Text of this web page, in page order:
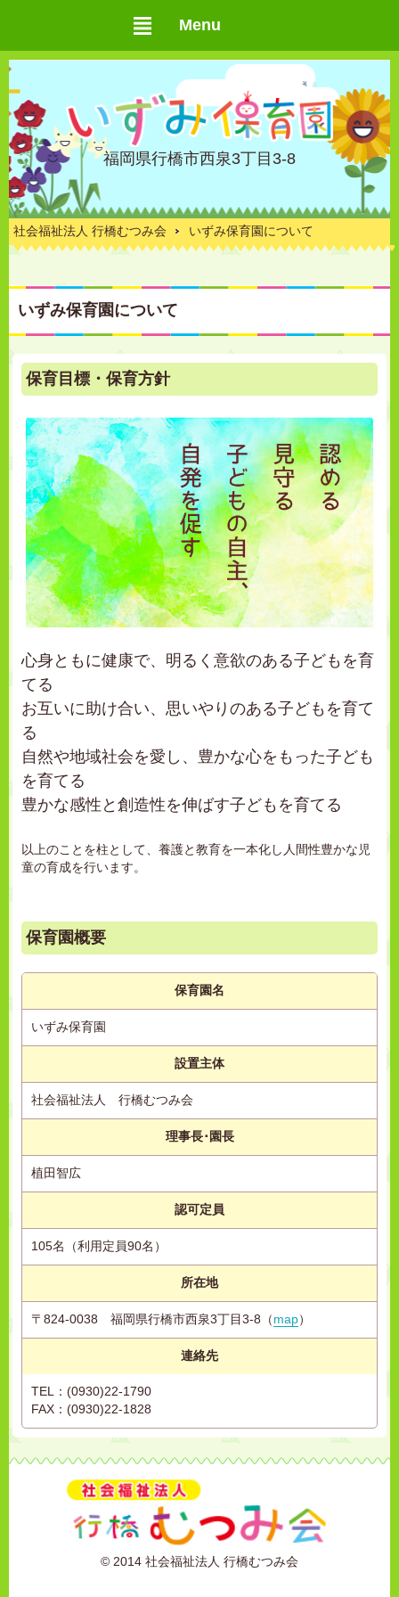
Menu
福岡県行橋市西泉3丁目3-8
社会福祉法人 行橋むつみ会 いずみ保育園について
いずみ保育園について
保育目標・保育方針
心身ともに健康で、明るく意欲のある子どもを育
てる
お互いに助け合い、思いやりのある子どもを育て
る
自然や地域社会を愛し、豊かな心をもった子ども
を育てる
豊かな感性と創造性を伸ばす子どもを育てる
以上のことを柱として、養護と教育を一本化し人間性豊かな児
童の育成を行います。
保育園概要
保育園名
いずみ保育園
設置主体
社会福祉法人 行橋むつみ会
理事長･園長
植田智広
認可定員
105名（利用定員90名）
所在地
〒824-0038 福岡県行橋市西泉3丁目3-8（ map）
連絡先
TEL：(0930)22-1790
FAX：(0930)22-1828
© 2014 社会福祉法人 行橋むつみ会